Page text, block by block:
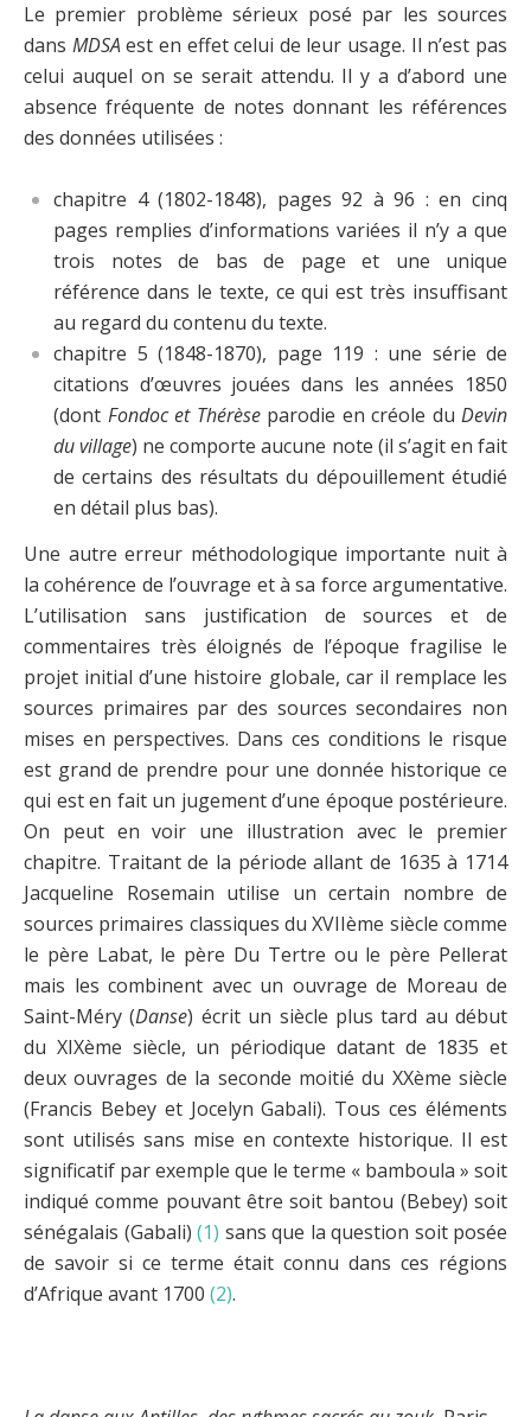
Le premier problème sérieux posé par les sources
dans MDSAest en effet celui de leur usage. Il n’est pas
celui auquel on se serait attendu. Il y a d’abord une
absence fréquente de notes donnant les références
des données utilisées :
chapitre 4 (1802-1848), pages 92 à 96 : en cinq
pages remplies d’informations variées il n’y a que
trois notes de bas de page et une unique
référence dans le texte, ce qui est très insuffisant
au regard du contenu du texte.
chapitre 5 (1848-1870), page 119 : une série de
citations d’œuvres jouées dans les années 1850
(dont Fondoc et Thérèseparodie en créole du Devin
du village) ne comporte aucune note (il s’agit en fait
de certains des résultats du dépouillement étudié
en détail plus bas).
Une autre erreur méthodologique importante nuit à
la cohérence de l’ouvrage et à sa force argumentative.
L’utilisation sans justification de sources et de
commentaires très éloignés de l’époque fragilise le
projet initial d’une histoire globale, car il remplace les
sources primaires par des sources secondaires non
mises en perspectives. Dans ces conditions le risque
est grand de prendre pour une donnée historique ce
qui est en fait un jugement d’une époque postérieure.
On peut en voir une illustration avec le premier
chapitre. Traitant de la période allant de 1635 à 1714
Jacqueline Rosemain utilise un certain nombre de
sources primaires classiques du XVIIème siècle comme
le père Labat, le père Du Tertre ou le père Pellerat
mais les combinent avec un ouvrage de Moreau de
Saint-Méry (Danse) écrit un siècle plus tard au début
du XIXème siècle, un périodique datant de 1835 et
deux ouvrages de la seconde moitié du XXème siècle
(Francis Bebey et Jocelyn Gabali). Tous ces éléments
sont utilisés sans mise en contexte historique. Il est
significatif par exemple que le terme « bamboula » soit
indiqué comme pouvant être soit bantou (Bebey) soit
sénégalais (Gabali) (1) sans que la question soit posée
de savoir si ce terme était connu dans ces régions
d’Afrique avant 1700 (2).